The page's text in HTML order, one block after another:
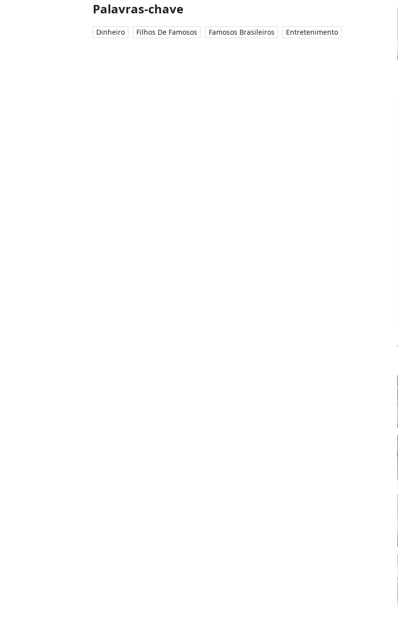
Palavras-chave
Dinheiro Filhos De Famosos Famosos Brasileiros Entretenimento